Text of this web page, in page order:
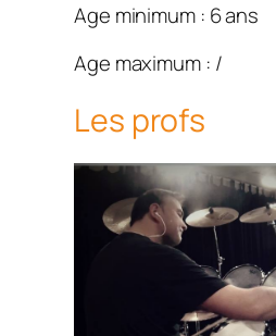
Age minimum : 6 ans
Age maximum : /
Les profs